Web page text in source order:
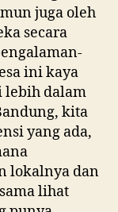
juga oleh
secara
ini kaya
lebih dalam
kita
yang ada,
lokalnya dan
lihat